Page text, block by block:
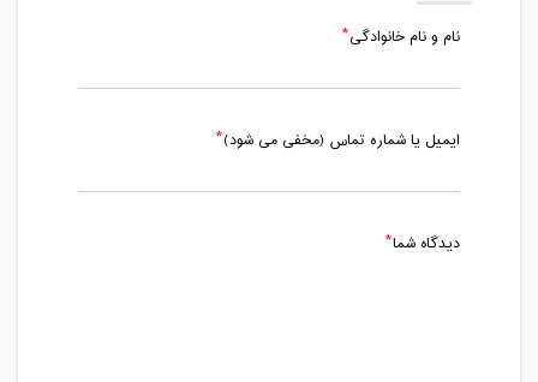
نام و نام خانوادگی
ایمیل یا شماره تماس (مخفی می شود)
دیدگاه شما